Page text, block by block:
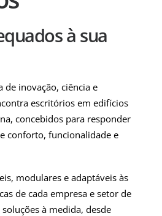
à sua
de inovação, ciência e
escritórios em edifícios
concebidos para responder
conforto, funcionalidade e
modulares e adaptáveis às
de cada empresa e setor de
à medida, desde